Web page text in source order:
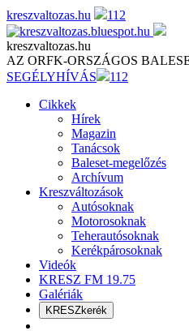
Skip
to
content
kreszvaltozas.hu 112
kreszvaltozas.hu
AZ ORFK-ORSZÁGOS
SEGÉLYHÍVÁS
112
Cikkek
Hírek
Magazin
Tanácsok
Baleset-megelőzés
Archívum
Kreszváltozások
Autósoknak
Motorosoknak
Teherautósoknak
Kerékpárosoknak
Videók
KRESZ FM 19.75
Galériák
KRESZkerék